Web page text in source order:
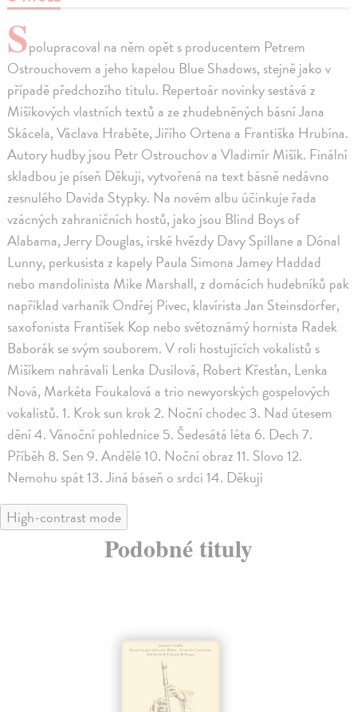
Spolupracoval na něm opět s producentem Petrem
Ostrouchovem a jeho kapelou Blue Shadows, stejně jako v
případě předchozího titulu. Repertoár novinky sestává z
Mišíkových vlastních textů a ze zhudebněných básní Jana
Skácela, Václava Hraběte, Jiřího Ortena a Františka Hrubína.
Autory hudby jsou Petr Ostrouchov a Vladimír Mišík. Finální
skladbou je píseň Děkuji, vytvořená na text básně nedávno
zesnulého Davida Stypky. Na novém albu účinkuje řada
vzácných zahraničních hostů, jako jsou Blind Boys of
Alabama, Jerry Douglas, irské hvězdy Davy Spillane a Dónal
Lunny, perkusista z kapely Paula Simona Jamey Haddad
nebo mandolinista Mike Marshall, z domácích hudebníků pak
například varhaník Ondřej Pivec, klavírista Jan Steinsdörfer,
saxofonista František Kop nebo světoznámý hornista Radek
Baborák se svým souborem. V roli hostujících vokalistů s
Mišíkem nahrávali Lenka Dusilová, Robert Křesťan, Lenka
Nová, Markéta Foukalová a trio newyorských gospelových
vokalistů. 1. Krok sun krok 2. Noční chodec 3. Nad útesem
dění 4. Vánoční pohlednice 5. Šedesátá léta 6. Dech 7.
Příběh 8. Sen 9. Andělé 10. Noční obraz 11. Slovo 12.
Nemohu spát 13. Jiná báseň o srdci 14. Děkuji
High-contrast mode
Podobné tituly